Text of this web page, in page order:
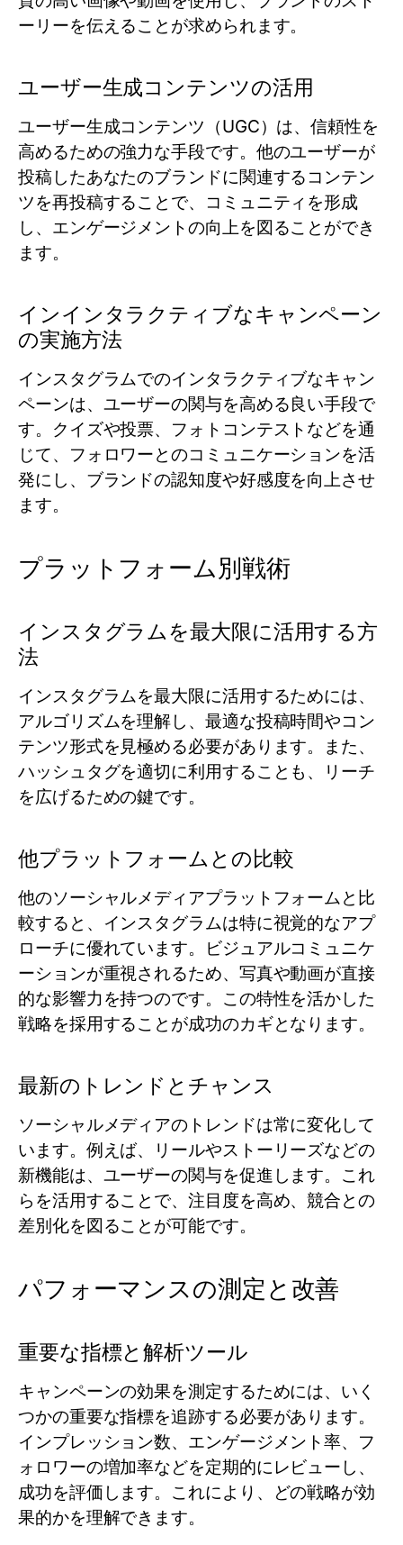
ーリーを伝えることが求められます。
ユーザー生成コンテンツの活用
ユーザー生成コンテンツ（UGC）は、信頼性を
高めるための強力な手段です。他のユーザーが
投稿したあなたのブランドに関連するコンテン
ツを再投稿することで、コミュニティを形成
し、エンゲージメントの向上を図ることができ
ます。
インインタラクティブなキャンペーン
の実施方法
インスタグラムでのインタラクティブなキャン
ペーンは、ユーザーの関与を高める良い手段で
す。クイズや投票、フォトコンテストなどを通
じて、フォロワーとのコミュニケーションを活
発にし、ブランドの認知度や好感度を向上させ
ます。
プラットフォーム別戦術
インスタグラムを最大限に活用する方
法
インスタグラムを最大限に活用するためには、
アルゴリズムを理解し、最適な投稿時間やコン
テンツ形式を見極める必要があります。また、
ハッシュタグを適切に利用することも、リーチ
を広げるための鍵です。
他プラットフォームとの比較
他のソーシャルメディアプラットフォームと比
較すると、インスタグラムは特に視覚的なアプ
ローチに優れています。ビジュアルコミュニケ
ーションが重視されるため、写真や動画が直接
的な影響力を持つのです。この特性を活かした
戦略を採用することが成功のカギとなります。
最新のトレンドとチャンス
ソーシャルメディアのトレンドは常に変化して
います。例えば、リールやストーリーズなどの
新機能は、ユーザーの関与を促進します。これ
らを活用することで、注目度を高め、競合との
差別化を図ることが可能です。
パフォーマンスの測定と改善
重要な指標と解析ツール
キャンペーンの効果を測定するためには、いく
つかの重要な指標を追跡する必要があります。
インプレッション数、エンゲージメント率、フ
ォロワーの増加率などを定期的にレビューし、
成功を評価します。これにより、どの戦略が効
果的かを理解できます。